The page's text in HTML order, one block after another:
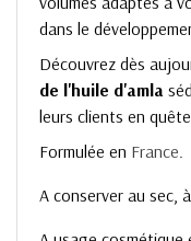
dans le
Découvrez dès
de l'huile d'amla
leurs clients en
Formulée en France
A conserver au sec,